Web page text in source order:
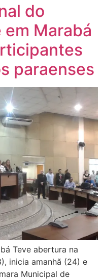
do
Marabá
paraenses
Teve abertura na
inicia amanhã (24) e
Municipal de